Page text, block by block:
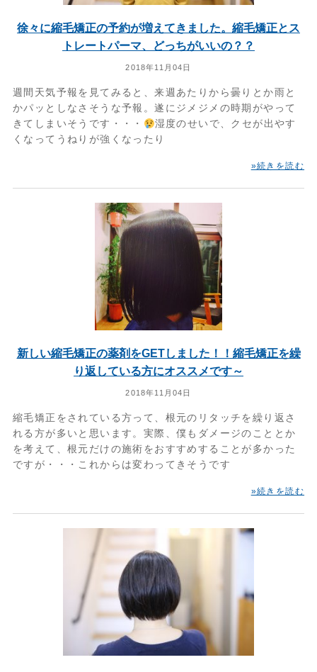
徐々に縮毛矯正の予約が増えてきました。縮毛矯正とス
トレートパーマ、どっちがいいの？？
2018年11月04日
週間天気予報を見てみると、来週あたりから曇りとか雨と
かパッとしなさそうな予報。遂にジメジメの時期がやって
きてしまいそうです・・・
湿度のせいで、クセが出やす
くなってうねりが強くなったり
»続きを読む
新しい縮毛矯正の薬剤をGETしました！！縮毛矯正を繰
り返している方にオススメです～
2018年11月04日
縮毛矯正をされている方って、根元のリタッチを繰り返さ
れる方が多いと思います。実際、僕もダメージのこととか
を考えて、根元だけの施術をおすすめすることが多かった
ですが・・・これからは変わってきそうです
»続きを読む